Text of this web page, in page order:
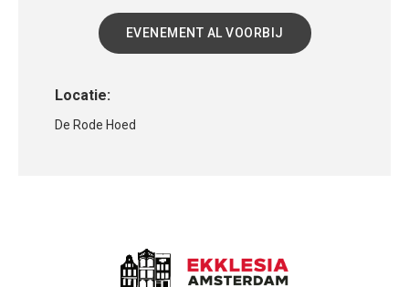
EVENEMENT AL VOORBIJ
Locatie:
De Rode Hoed